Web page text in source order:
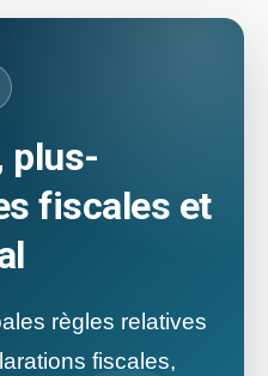
plus-
fiscales et
règles relatives
fiscales,